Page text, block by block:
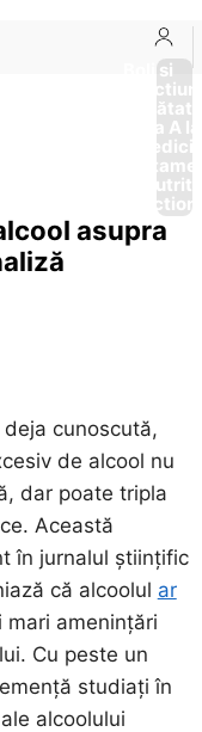
Boli si
Afectiuni
Sănătate
de la A
asupra
cunoscută,
de alcool nu
dar poate tripla
Această
în jurnalul științific
că alcoolul ar
mari amenințări
Cu peste un
studiați în
alcoolului